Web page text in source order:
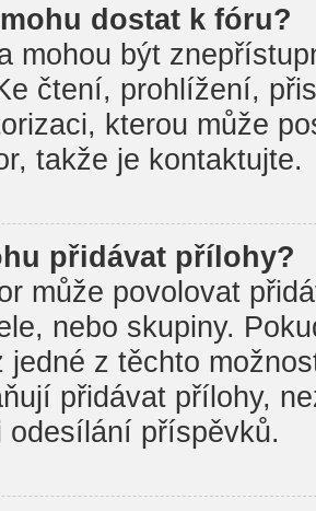
dostat k fóru?
mohou být
čtení, prohlížení,
kterou může
takže je kontaktujte.
přidávat přílohy?
může povolovat
nebo skupiny.
jedné z těchto
přidávat přílohy,
odesílání příspěvků.